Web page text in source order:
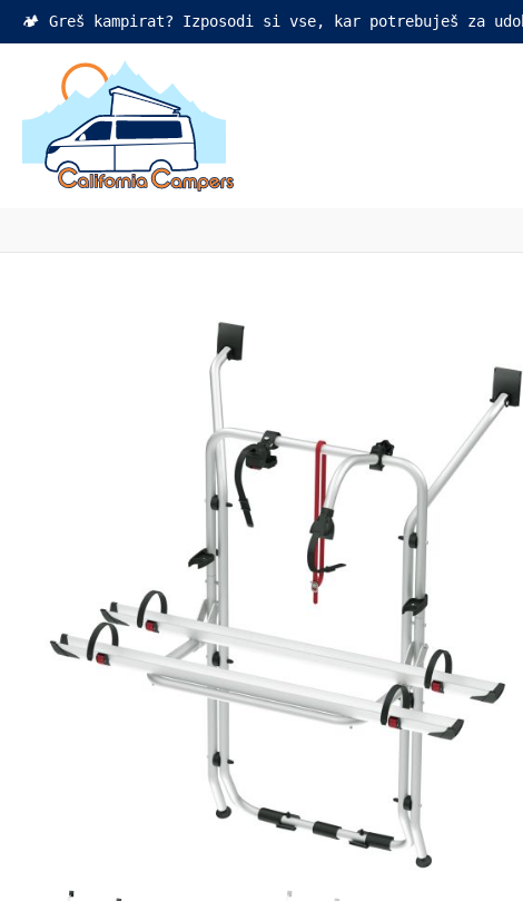
🏕️ Greš kampirat? Izposodi si vse, kar potrebuješ za